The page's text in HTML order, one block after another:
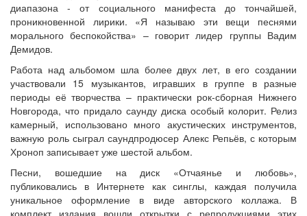
диапазона - от социального манифеста до тончайшей,
проникновенной лирики. «Я называю эти вещи песнями
морального беспокойства» – говорит лидер группы Вадим
Демидов.
Работа над альбомом шла более двух лет, в его создании
участвовали 15 музыкантов, игравших в группе в разные
периоды её творчества – практически рок-сборная Нижнего
Новгорода, что придало саунду диска особый колорит. Релиз
камерный, использовано много акустических инструментов,
важную роль сыграл саундпродюсер Алекс Репьёв, с которым
Хроноп записывает уже шестой альбом.
Песни, вошедшие на диск «Отчаянье и любовь»,
публиковались в Интернете как синглы, каждая получила
уникальное оформление в виде авторского коллажа. В
комплект издания вошли открытки с репродукциями этих